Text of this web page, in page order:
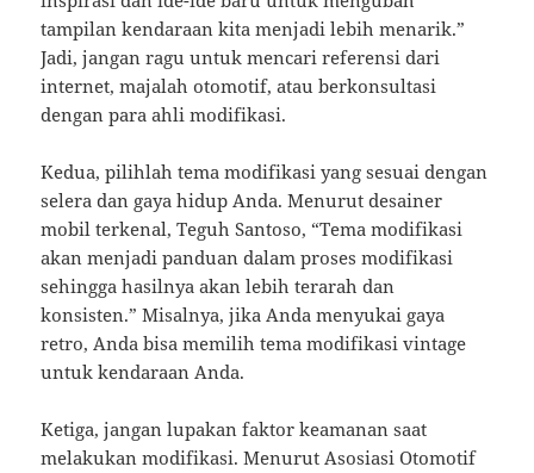
tampilan kendaraan kita menjadi lebih menarik.”
Jadi, jangan ragu untuk mencari referensi dari
internet, majalah otomotif, atau berkonsultasi
dengan para ahli modifikasi.
Kedua, pilihlah tema modifikasi yang sesuai dengan
selera dan gaya hidup Anda. Menurut desainer
mobil terkenal, Teguh Santoso, “Tema modifikasi
akan menjadi panduan dalam proses modifikasi
sehingga hasilnya akan lebih terarah dan
konsisten.” Misalnya, jika Anda menyukai gaya
retro, Anda bisa memilih tema modifikasi vintage
untuk kendaraan Anda.
Ketiga, jangan lupakan faktor keamanan saat
melakukan modifikasi. Menurut Asosiasi Otomotif